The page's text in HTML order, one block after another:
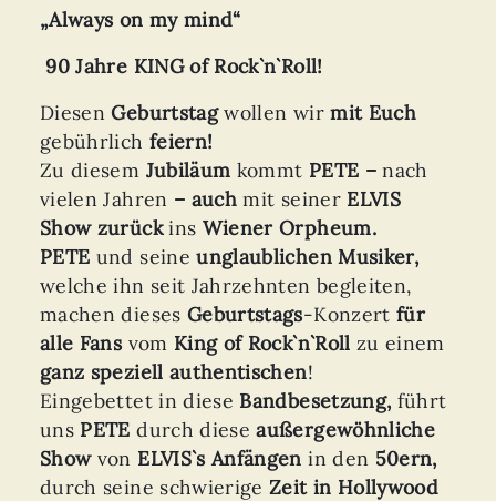
„Always on my mind“
90 Jahre KING of Rock`n`Roll!
DiesenGeburtstagwollen wirmit Euch
gebührlich feiern!
Zu diesem Jubiläum kommt PETE –nach
vielen Jahren – auchmit seinerELVIS
Show zurückins Wiener Orpheum.
PETE und seineunglaublichen Musiker,
welche ihn seit Jahrzehnten begleiten,
machen dieses Geburtstags-Konzert für
alle Fans vom King of Rock`n`Roll zu einem
ganz speziell authentischen!
Eingebettet in diese Bandbesetzung, führt
uns PETE durch dieseaußergewöhnliche
Showvon ELVIS`s Anfängen in den 50ern,
durch seine schwierigeZeit in Hollywood